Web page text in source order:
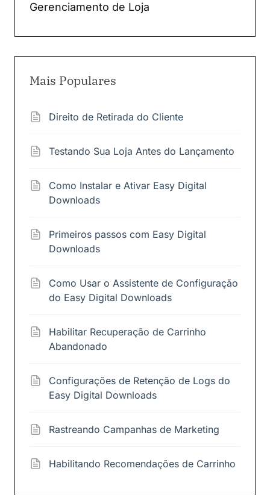
Gerenciamento de Loja
Mais Populares
Direito de Retirada do Cliente
Testando Sua Loja Antes do Lançamento
Como Instalar e Ativar Easy Digital
Downloads
Primeiros passos com Easy Digital
Downloads
Como Usar o Assistente de Configuração
do Easy Digital Downloads
Habilitar Recuperação de Carrinho
Abandonado
Configurações de Retenção de Logs do
Easy Digital Downloads
Rastreando Campanhas de Marketing
Habilitando Recomendações de Carrinho